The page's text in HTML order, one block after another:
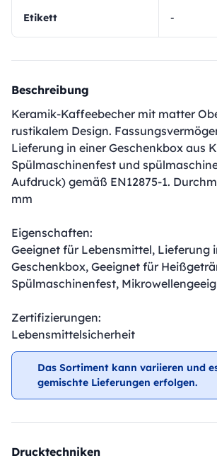
Etikett -
Beschreibung
Keramik-Kaffeebecher mit matter
rustikalem Design.
Lieferung in einer Geschenkbox aus
Spülmaschinenfest und
Aufdruck) gemäß EN12875-1.
mm
Eigenschaften:
Geeignet für Lebensmittel, Lieferung
Geschenkbox, Geeignet für
Spülmaschinenfest,
Zertifizierungen:
Lebensmittelsicherheit
Das Sortiment kann variieren und
gemischte Lieferungen erfolgen.
Drucktechniken